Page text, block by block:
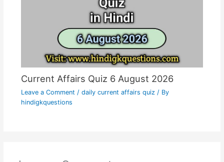
Current Affairs Quiz 6 August 2026
Leave a Comment / daily current affairs quiz/ By
hindigkquestions